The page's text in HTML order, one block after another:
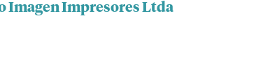
Imagen Impresores Ltda